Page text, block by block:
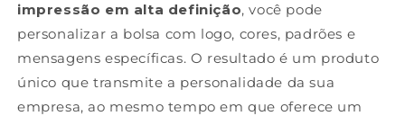
impressão em alta definição, você pode
personalizar a bolsa com logo, cores, padrões e
mensagens específicas. O resultado é um produto
único que transmite a personalidade da sua
empresa, ao mesmo tempo em que oferece um